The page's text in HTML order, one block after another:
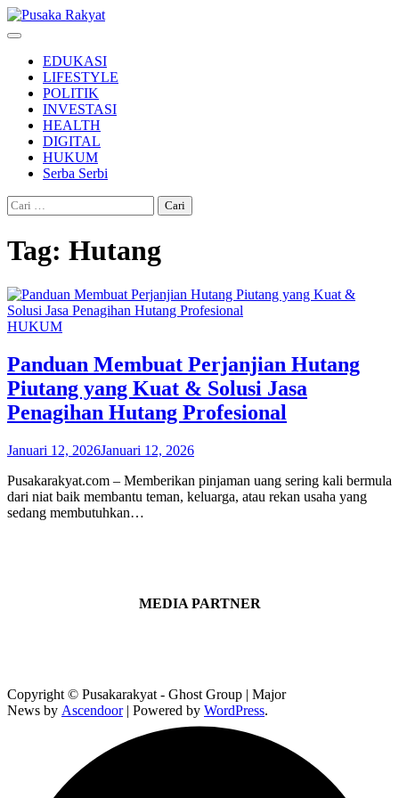
Skip
to
EDUKASI
LIFESTYLE
POLITIK
INVESTASI
HEALTH
DIGITAL
HUKUM
Serba Serbi
Cari
untuk:
Tag: Hutang
HUKUM
Panduan Membuat Perjanjian Hutang
Piutang yang Kuat & Solusi Jasa
Penagihan Hutang Profesional
Januari 12, 2026Januari 12, 2026
Pusakarakyat.com – Memberikan pinjaman uang sering kali bermula
dari niat baik membantu teman, keluarga, atau rekan usaha yang
sedang membutuhkan…
MEDIA PARTNER
Copyright © Pusakarakyat - Ghost Group | Major
News by Ascendoor| Powered by WordPress.